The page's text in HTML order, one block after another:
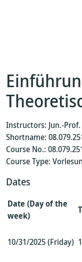
Instructors: Jun.-Prof.
Shortname:
Course No.:
Course Type:
Dates
Date (Day of the
week)
10/31/2025 (Friday)